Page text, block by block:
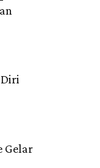
Gelar